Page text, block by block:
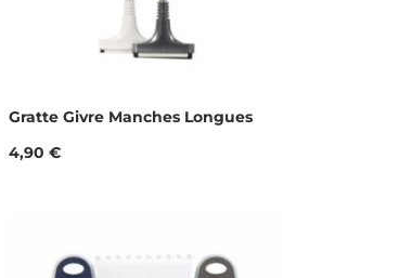
Gratte Givre Manches Longues
Prix
4,90 €